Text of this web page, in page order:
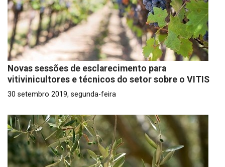
Novas sessões de esclarecimento para
vitivinicultores e técnicos do setor sobre o VITIS
30 setembro 2019, segunda-feira